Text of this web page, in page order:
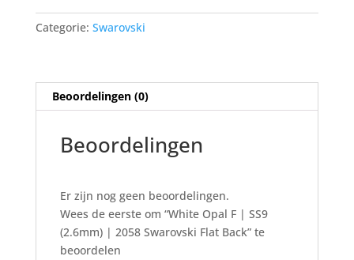
|
2058
Back
aantal
Categorie: Swarovski
Beoordelingen (0)
Beoordelingen
Er zijn nog geen beoordelingen.
Wees de eerste om “White Opal F | SS9
(2.6mm) | 2058 Swarovski Flat Back” te
beoordelen